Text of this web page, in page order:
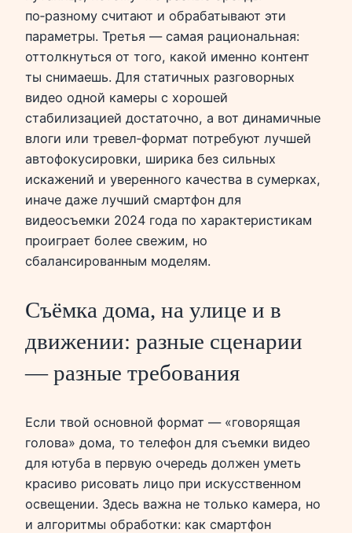
по‑разному считают и обрабатывают эти
параметры. Третья — самая рациональная:
оттолкнуться от того, какой именно контент
ты снимаешь. Для статичных разговорных
видео одной камеры с хорошей
стабилизацией достаточно, а вот динамичные
влоги или тревел‑формат потребуют лучшей
автофокусировки, ширика без сильных
искажений и уверенного качества в сумерках,
иначе даже лучший смартфон для
видеосъемки 2024 года по характеристикам
проиграет более свежим, но
сбалансированным моделям.
Съёмка дома, на улице и в
движении: разные сценарии
— разные требования
Если твой основной формат — «говорящая
голова» дома, то телефон для съемки видео
для ютуба в первую очередь должен уметь
красиво рисовать лицо при искусственном
освещении. Здесь важна не только камера, но
и алгоритмы обработки: как смартфон